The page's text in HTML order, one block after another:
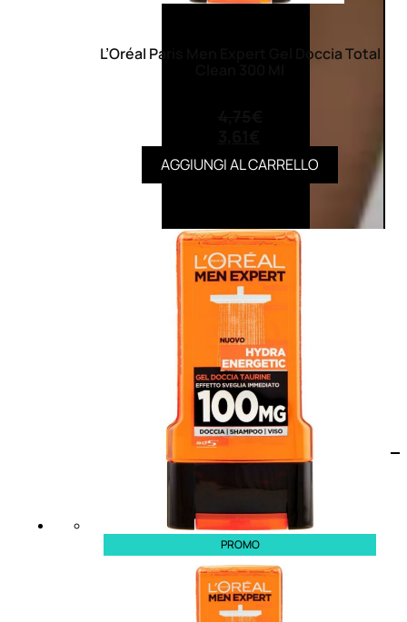
L’Oréal Paris Men Expert Gel Doccia Total
AGGIUNGI AL CARRELLO
PROMO